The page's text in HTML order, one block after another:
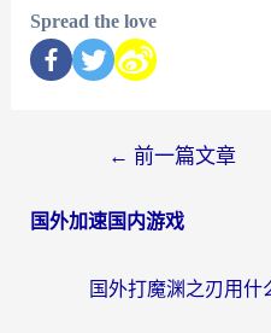
Spread the love
← 前一篇文章
国外加速国内游戏